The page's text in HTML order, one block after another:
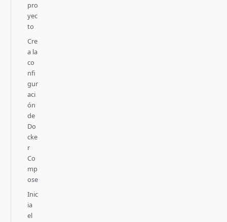
pro
yec
to
Cre
a la
co
nfi
gur
aci
ón
de
Do
cke
r
Co
mp
ose
Inic
ia
el